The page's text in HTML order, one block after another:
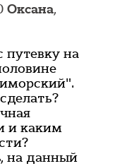
Оксана,
путевку на
и каким
на данный